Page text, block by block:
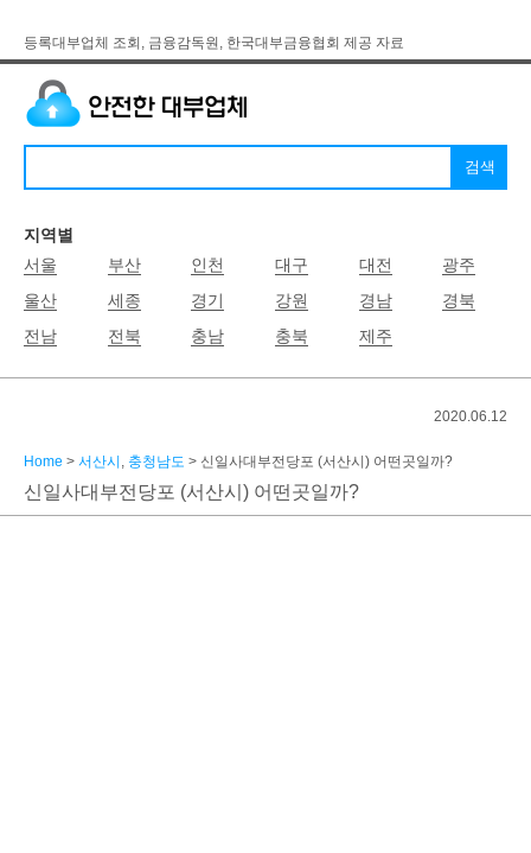
등록대부업체 조회, 금융감독원, 한국대부금융협회 제공 자료
지역별
서울
부산 인천 대구 대전
광주
울산
세종 경기 강원 경남
경북
전남
전북 충남 충북 제주
2020.06.12
Home > 서산시 , 충청남도 > 신일사대부전당포 (서산시) 어떤곳일까?
신일사대부전당포 (서산시) 어떤곳일까?